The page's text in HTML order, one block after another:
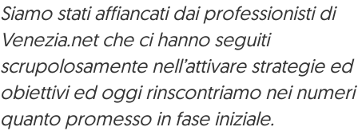
Siamo stati affiancati dai professionisti di
Venezia.net che ci hanno seguiti
scrupolosamente nell’attivare strategie ed
obiettivi ed oggi rinscontriamo nei numeri
quanto promesso in fase iniziale.